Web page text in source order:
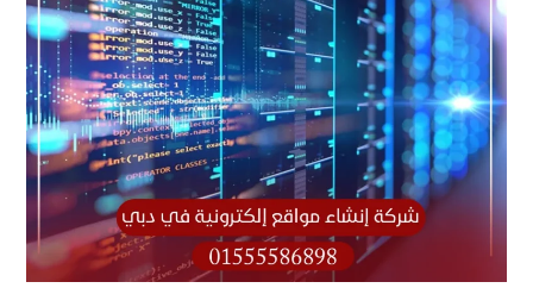
إلكترونية
في
دبي